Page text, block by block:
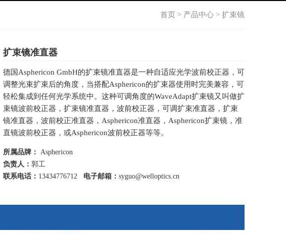
首页 > 产品中心 > 扩束镜
扩束镜准直器
德国Asphericon GmbH的扩束镜准直器是一种自适应光学波前校正器，可
调整光束扩束后的角度，当搭配Asphericon的扩束器使用时完美兼容，可
轻松集成到任何光学系统中。这种可调角度的WaveAdapt扩束镜又叫做扩
束镜波前校正器，扩束镜准直器，波前校正器，可调扩束准直器，扩束
镜准直器，波前校正准直器，Asphericon准直器，Asphericon扩束镜，准
直镜波前校正器，或Asphericon波前校正器等等。
所属品牌： Asphericon
负责人： 郭工
联系电话： 13434776712 电子邮箱： syguo@welloptics.cn